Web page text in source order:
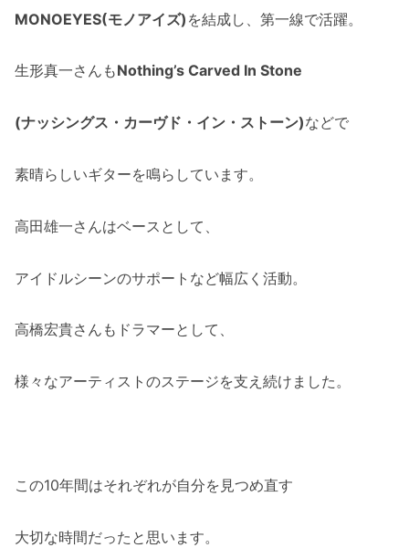
MONOEYES(モノアイズ) を結成し、第一線で活躍。
生形真一さんもNothing’s Carved In Stone
(ナッシングス・カーヴド・イン・ストーン)などで
素晴らしいギターを鳴らしています。
高田雄一さんはベースとして、
アイドルシーンのサポートなど幅広く活動。
高橋宏貴さんもドラマーとして、
様々なアーティストのステージを支え続けました。
この10年間はそれぞれが自分を見つめ直す
大切な時間だったと思います。